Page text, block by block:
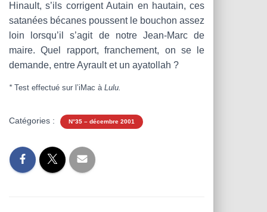
Hinault, s’ils corrigent Autain en hautain, ces
satanées bécanes poussent le bouchon assez
loin lorsqu’il s’agit de notre Jean-Marc de
maire. Quel rapport, franchement, on se le
demande, entre Ayrault et un ayatollah ?
*Test effectué sur l’iMac à Lulu.
Catégories : N°35 – décembre 2001